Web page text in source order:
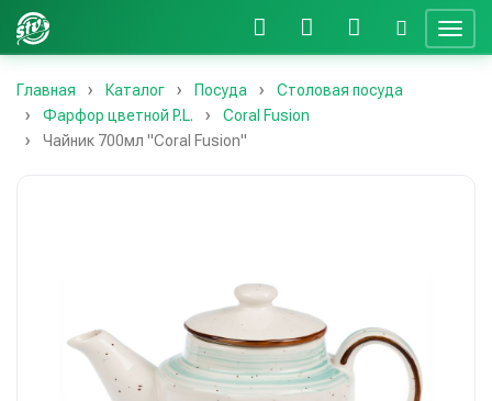
Главная Каталог Посуда
Столовая посуда
Фарфор цветной P.L.
Coral Fusion
Чайник 700мл "Coral Fusion"